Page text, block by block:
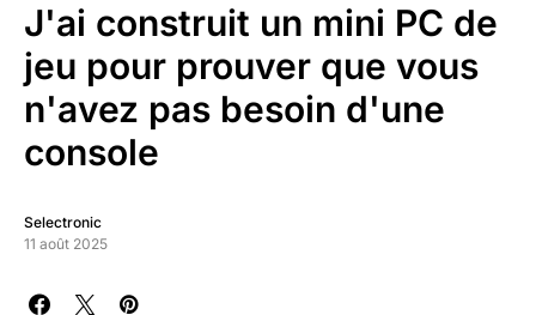
J'ai construit un mini PC de
jeu pour prouver que vous
n'avez pas besoin d'une
console
Selectronic
11 août 2025